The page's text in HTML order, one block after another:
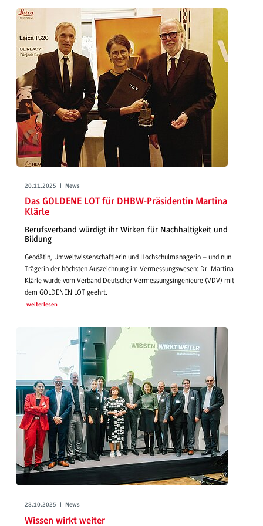
20.11.2025 | News
Das GOLDENE LOT für DHBW-Präsidentin Martina
Klärle
Berufsverband würdigt ihr Wirken für Nachhaltigkeit und
Bildung
Geodätin, Umweltwissenschaftlerin und Hochschulmanagerin – und nun
Trägerin der höchsten Auszeichnung im Vermessungswesen: Dr. Martina
Klärle wurde vom Verband Deutscher Vermessungsingenieure (VDV) mit
dem GOLDENEN LOT geehrt.
weiterlesen
28.10.2025 | News
Wissen wirkt weiter